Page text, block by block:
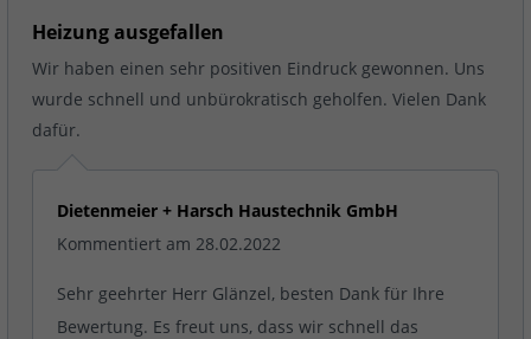
Heizung ausgefallen
Wir haben einen sehr positiven Eindruck gewonnen. Uns
wurde schnell und unbürokratisch geholfen. Vielen Dank
dafür.
Dietenmeier + Harsch Haustechnik GmbH
Kommentiert am 28.02.2022
Sehr geehrter Herr Glänzel, besten Dank für Ihre
Bewertung. Es freut uns, dass wir schnell das